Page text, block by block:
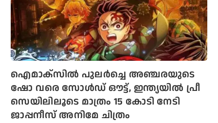
ഐമാക്‌സില്‍ പുലര്‍ച്ചെ അഞ്ചരയുടെ
ഷോ വരെ സോള്‍ഡ് ഔട്ട്, ഇന്ത്യയില്‍ പ്രീ
സെയിലിലൂടെ മാത്രം 15 കോടി നേടി
ജാപ്പനീസ് അനിമേ ചിത്രം